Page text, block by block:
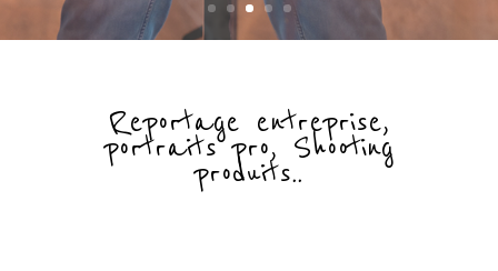
Reportage entreprise,
portraits pro, Shooting
produits..